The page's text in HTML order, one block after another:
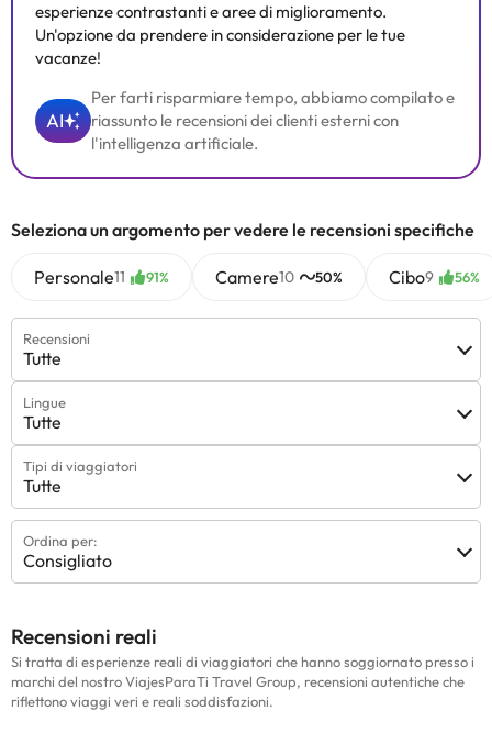
esperienze contrastanti e aree di miglioramento.
Un'opzione da prendere in considerazione per le tue
vacanze!
AI
Per farti risparmiare tempo, abbiamo compilato e
riassunto le recensioni dei clienti esterni con
l'intelligenza artificiale.
Seleziona un argomento per vedere le recensioni specifiche
Personale11 91% Camere10 50% Cibo9 56%
Recensioni
Tutte
Lingue
Tutte
Tipi di viaggiatori
Tutte
Ordina per:
Consigliato
Recensioni reali
Si tratta di esperienze reali di viaggiatori che hanno soggiornato presso i
marchi del nostro ViajesParaTi Travel Group, recensioni autentiche che
riflettono viaggi veri e reali soddisfazioni.